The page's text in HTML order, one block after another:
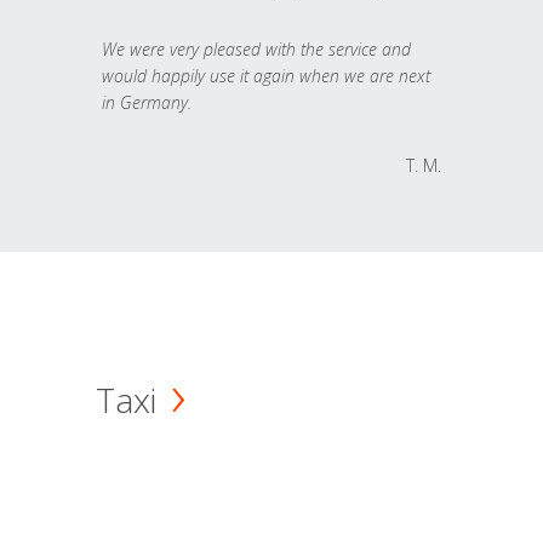
We were very pleased with the service and
would happily use it again when we are next
in Germany.
T. M.
Taxi